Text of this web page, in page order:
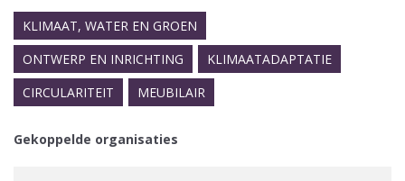
KLIMAAT, WATER EN GROEN
ONTWERP EN INRICHTING
KLIMAATADAPTATIE
CIRCULARITEIT
MEUBILAIR
Gekoppelde organisaties